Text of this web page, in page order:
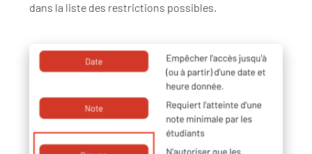
dans la liste des restrictions possibles.